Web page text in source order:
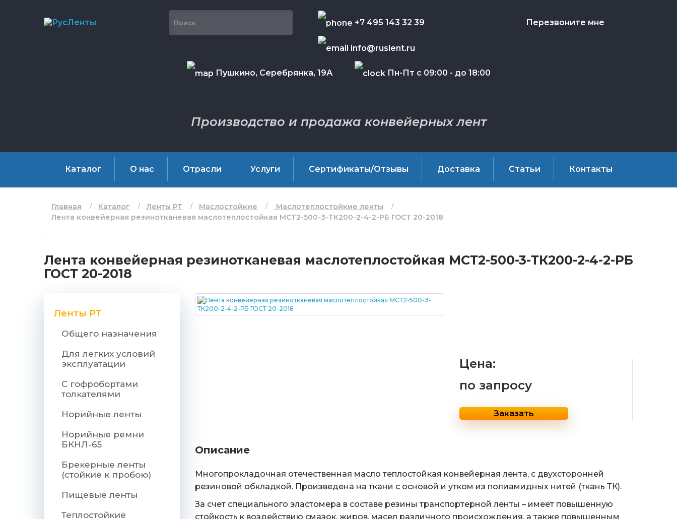
Пушкино, Серебрянка, 19А Пн-Пт с 09:00 - до 18:00
+7 495 143 32 39
info@ruslent.ru
Перезвоните мне
Производство и продажа конвейерных лент
Каталог О нас Отрасли Услуги Сертификаты/Отзывы Доставка Статьи Контакты
Главная Каталог Ленты РТ Маслостойкие
Маслотеплостойкие ленты
Лента конвейерная резинотканевая маслотеплостойкая МСТ2-500-3-ТК200-2-4-2-РБ ГОСТ 20-2018
Лента конвейерная резинотканевая маслотеплостойкая МСТ2-500-3-ТК200-2-4-2-РБ
ГОСТ 20-2018
Ленты РТ
Общего назначения
Для легких условий
эксплуатации
С гофробортами
толкателями
Норийные ленты
Норийные ремни
БКНЛ-65
Брекерные ленты
(стойкие к пробою)
Пищевые ленты
Теплостойкие
Цена:
по запросу
Заказать
Описание
Многопрокладочная отечественная масло теплостойкая конвейерная лента, с двухсторонней
резиновой обкладкой. Произведена на ткани с основой и утком из полиамидных нитей (ткань ТК).
За счет специального эластомера в составе резины транспортерной ленты – имеет повышенную
стойкость к воздействию смазок, жиров, масел различного происхождения, а также повышенным